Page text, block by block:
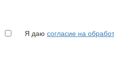
Я даю согласие на